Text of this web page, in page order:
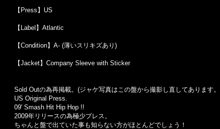
【Press】US
【Label】Atlantic
【Condition】A- (薄いスリキズあり)
【Jacket】Company Sleeve with Sticker
Sold Outの為再掲載。(ジャケ写真はこの盤から撮影し直してあります
US Original Press.
09' Smash Hit Hip Hop !!
2009年リリースの為極少プレス。
ちゃんと盤で出ていた事も知らない方がほとんどでしょう！